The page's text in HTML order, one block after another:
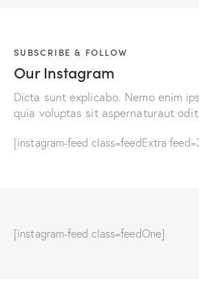
SUBSCRIBE & FOLLOW
Our Instagram
Dicta sunt explicabo. Nemo enim
quia voluptas sit aspernaturaut
[instagram-feed class=feedExtra
[instagram-feed class=feedOne]